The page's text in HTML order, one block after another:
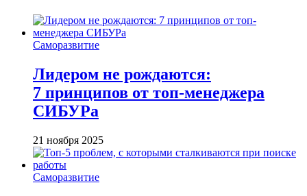
Саморазвитие
Лидером не рождаются:
7 принципов от топ-менеджера
СИБУРа
21 ноября 2025
Саморазвитие